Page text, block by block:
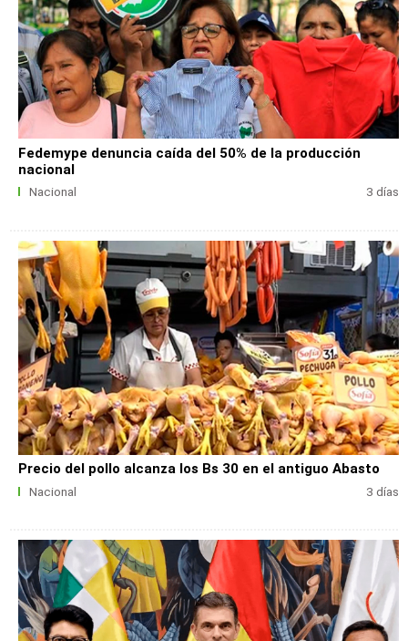
Fedemype denuncia caída del 50% de la producción
nacional
Nacional 3 días
Precio del pollo alcanza los Bs 30 en el antiguo Abasto
Nacional 3 días